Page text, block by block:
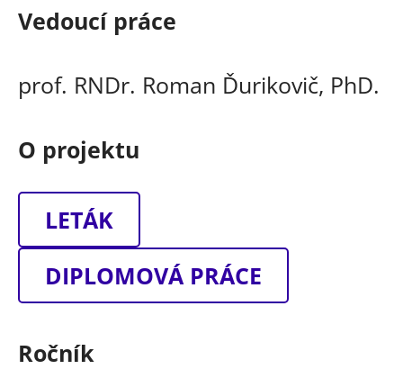
Vedoucí práce
prof. RNDr. Roman Ďurikovič, PhD.
O projektu
LETÁK
DIPLOMOVÁ PRÁCE
Ročník